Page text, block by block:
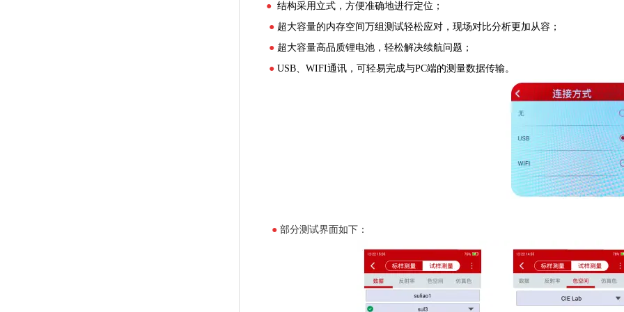
● 结构采用立式，方便准确地进行定位；
● 超大容量的内存空间万组测试轻松应对，现场对比分析更加从容；
● 超大容量高品质锂电池，轻松解决续航问题；
● USB、WIFI通讯，可轻易完成与PC端的测量数据传输。
● 部分测试界面如下：